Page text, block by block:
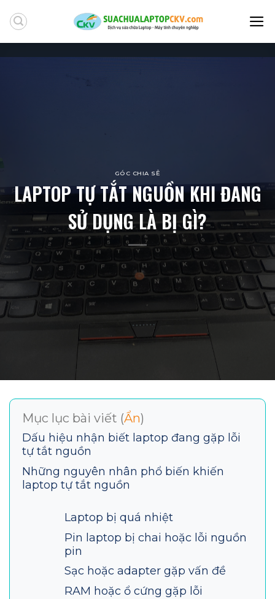
content
GÓC CHIA SẺ
LAPTOP TỰ TẮT NGUỒN KHI ĐANG
SỬ DỤNG LÀ BỊ GÌ?
Mục lục bài viết (Ẩn)
Dấu hiệu nhận biết laptop đang gặp lỗi
tự tắt nguồn
Những nguyên nhân phổ biến khiến
laptop tự tắt nguồn
Laptop bị quá nhiệt
Pin laptop bị chai hoặc lỗi nguồn
pin
Sạc hoặc adapter gặp vấn đề
RAM hoặc ổ cứng gặp lỗi